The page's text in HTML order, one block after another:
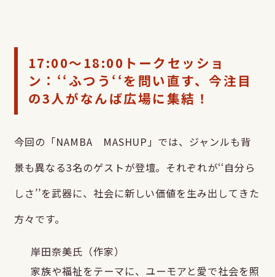
17:00～18:00トークセッショ
ン：‘‘ふつう‘‘を問い直す、今注目
の3人がなんば広場に集結！
今回の「NAMBA MASHUP」では、ジャンルも背
景も異なる3名のゲストが登壇。それぞれが‘‘自分ら
しさ’’を武器に、社会に新しい価値を生み出してきた
方々です。
岸田奈美氏（作家）
家族や福祉をテーマに、ユーモアと愛で社会を照